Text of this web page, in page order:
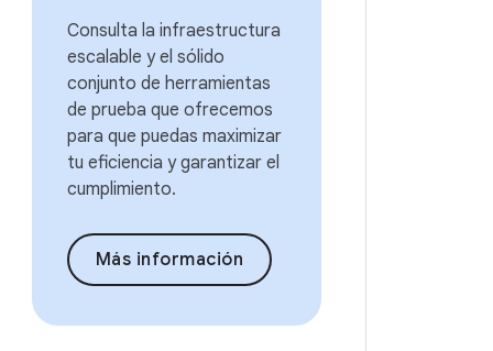
Consulta la infraestructura
escalable y el sólido
conjunto de herramientas
de prueba que ofrecemos
para que puedas maximizar
tu eficiencia y garantizar el
cumplimiento.
Más información